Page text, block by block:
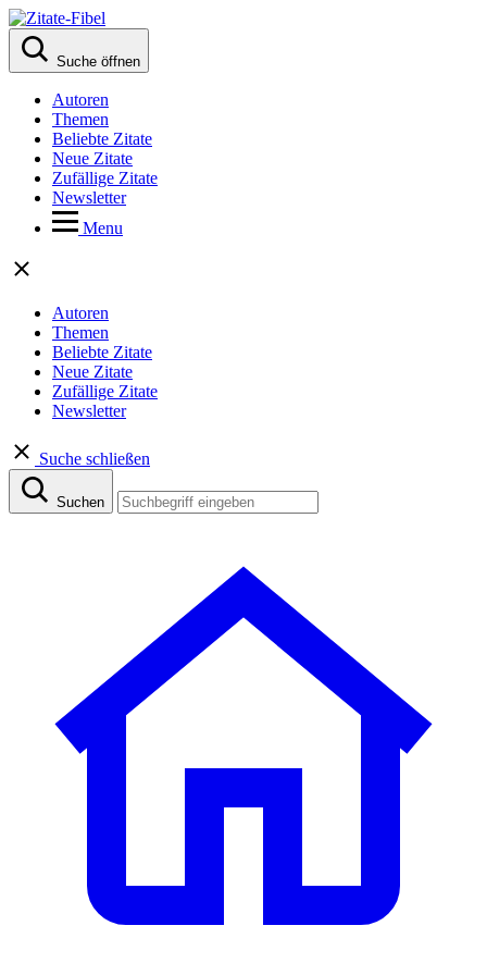
Suche öffnen
Autoren
Themen
Beliebte Zitate
Neue Zitate
Zufällige Zitate
Newsletter
Menu
Autoren
Themen
Beliebte Zitate
Neue Zitate
Zufällige Zitate
Newsletter
Suche schließen
Suchen